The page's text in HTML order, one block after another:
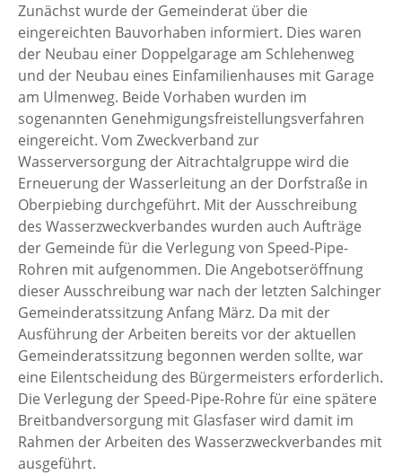
Zunächst wurde der Gemeinderat über die
eingereichten Bauvorhaben informiert. Dies waren
der Neubau einer Doppelgarage am Schlehenweg
und der Neubau eines Einfamilienhauses mit Garage
am Ulmenweg. Beide Vorhaben wurden im
sogenannten Genehmigungsfreistellungsverfahren
eingereicht. Vom Zweckverband zur
Wasserversorgung der Aitrachtalgruppe wird die
Erneuerung der Wasserleitung an der Dorfstraße in
Oberpiebing durchgeführt. Mit der Ausschreibung
des Wasserzweckverbandes wurden auch Aufträge
der Gemeinde für die Verlegung von Speed-Pipe-
Rohren mit aufgenommen. Die Angebotseröffnung
dieser Ausschreibung war nach der letzten Salchinger
Gemeinderatssitzung Anfang März. Da mit der
Ausführung der Arbeiten bereits vor der aktuellen
Gemeinderatssitzung begonnen werden sollte, war
eine Eilentscheidung des Bürgermeisters erforderlich.
Die Verlegung der Speed-Pipe-Rohre für eine spätere
Breitbandversorgung mit Glasfaser wird damit im
Rahmen der Arbeiten des Wasserzweckverbandes mit
ausgeführt.